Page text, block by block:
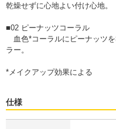
乾燥せずに心地よい付け心地。
■02 ピーナッツコーラル
血色*コーラルにピーナッツ
ラー。
*メイクアップ効果による
仕様